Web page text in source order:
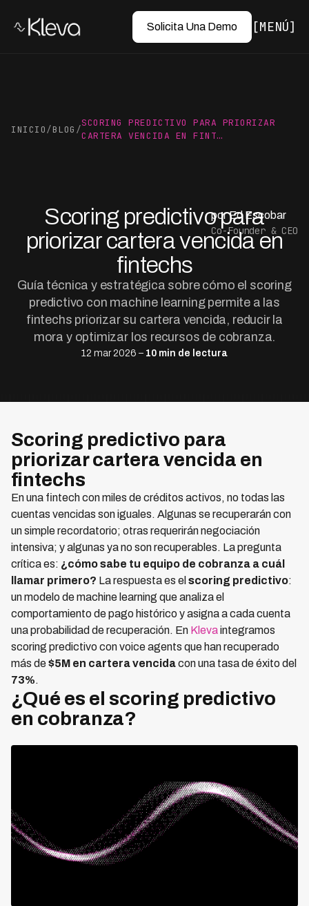
Solicita Una Demo MENÚ
INICIO/BLOG /
SCORING PREDICTIVO PARA PRIORIZAR
CARTERA VENCIDA EN FINT…
Scoring predictivo para
priorizar cartera vencida en
fintechs
Guía técnica y estratégica sobre cómo el scoring
predictivo con machine learning permite a las
fintechs priorizar su cartera vencida, reducir la
mora y optimizar los recursos de cobranza.
12 mar 2026 – 10 min de lectura
por Ed Escobar
Co-Founder & CEO
Scoring predictivo para
priorizar cartera vencida en
fintechs
En una fintech con miles de créditos activos, no todas las
cuentas vencidas son iguales. Algunas se recuperarán con
un simple recordatorio; otras requerirán negociación
intensiva; y algunas ya no son recuperables. La pregunta
crítica es: ¿cómo sabe tu equipo de cobranza a cuál
llamar primero? La respuesta es el scoring predictivo:
un modelo de machine learning que analiza el
comportamiento de pago histórico y asigna a cada cuenta
una probabilidad de recuperación. En Klevaintegramos
scoring predictivo con voice agents que han recuperado
más de$5M en cartera vencidacon una tasa de éxito del
73%.
¿Qué es el scoring predictivo
en cobranza?